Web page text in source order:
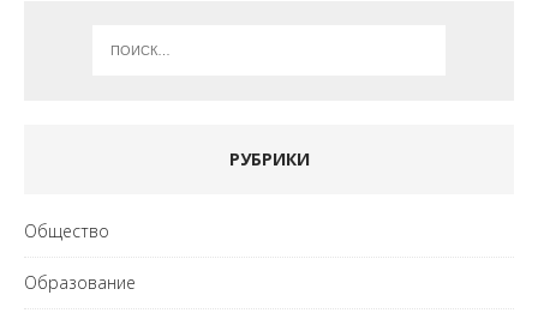
РУБРИКИ
Общество
Образование